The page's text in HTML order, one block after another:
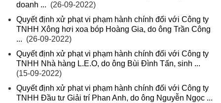
doanh ... (26-09-2022)
Quyết định xử phạt vi phạm hành chính đối với Công ty
TNHH Xông hơi xoa bóp Hoàng Gia, do ông Trần Công
... (26-09-2022)
Quyết định xử phạt vi phạm hành chính đối với Công ty
TNHH Nhà hàng L.E.O, do ông Bùi Đình Tấn, sinh ...
(15-09-2022)
Quyết định xử phạt vi phạm hành chính đối với Công ty
TNHH Đầu tư Giải trí Phan Anh, do ông Nguyễn Ngọc ...